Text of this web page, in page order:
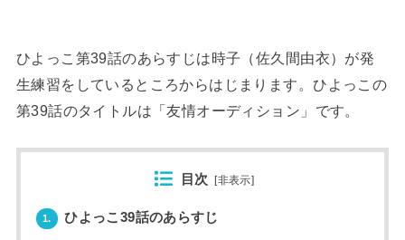
ひよっこ第39話のあらすじは時子（佐久間由衣）が発
生練習をしているところからはじまります。ひよっこの
第39話のタイトルは「友情オーディション」です。
目次 [非表示]
1. ひよっこ39話のあらすじ